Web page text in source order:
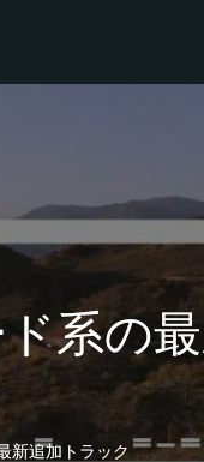
系の
新追加トラック